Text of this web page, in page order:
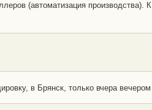
(автоматизация
в Брянск, только вчера